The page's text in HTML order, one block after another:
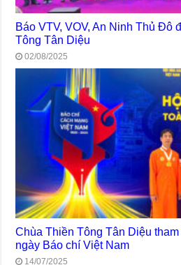
Báo VTV, VOV, An Ninh Thủ Đô
Tông Tân Diệu
02/08/2025
Chùa Thiền Tông Tân Diệu
ngày Báo chí Việt Nam
14/07/2025